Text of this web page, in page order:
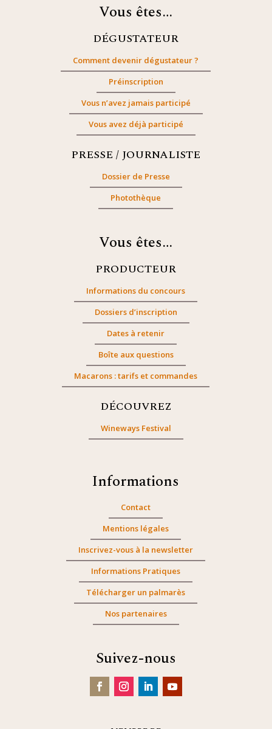
Vous êtes…
DÉGUSTATEUR
Comment devenir dégustateur ?
Préinscription
Vous n’avez jamais participé
Vous avez déjà participé
PRESSE / JOURNALISTE
Dossier de Presse
Photothèque
Vous êtes…
PRODUCTEUR
Informations du concours
Dossiers d’inscription
Dates à retenir
Boîte aux questions
Macarons : tarifs et commandes
DÉCOUVREZ
Wineways Festival
Informations
Contact
Mentions légales
Inscrivez-vous à la newsletter
Informations Pratiques
Télécharger un palmarès
Nos partenaires
Suivez-nous